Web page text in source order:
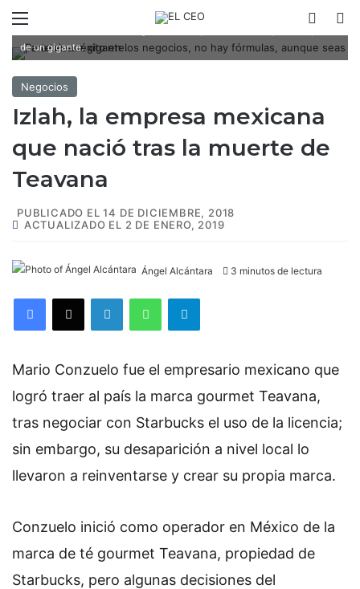
de un gigante.
Negocios
Izlah, la empresa mexicana
que nació tras la muerte de
Teavana
PUBLICADO EL 14 DE DICIEMBRE, 2018
ACTUALIZADO EL 2 DE ENERO, 2019
Ángel Alcántara 3 minutos de lectura
Mario Conzuelo fue el empresario mexicano que
logró traer al país la marca gourmet Teavana,
tras negociar con Starbucks el uso de la licencia;
sin embargo, su desaparición a nivel local lo
llevaron a reinventarse y crear su propia marca.
Conzuelo inició como operador en México de la
marca de té gourmet Teavana, propiedad de
Starbucks, pero algunas decisiones del